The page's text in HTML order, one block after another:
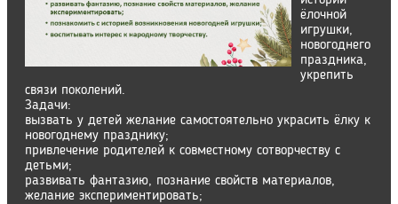
ёлочной
игрушки,
новогоднего
праздника,
укрепить
связи поколений.
Задачи:
вызвать у детей желание самостоятельно украсить ёлку к
новогоднему празднику;
привлечение родителей к совместному сотворчеству с
детьми;
развивать фантазию, познание свойств материалов,
желание экспериментировать;